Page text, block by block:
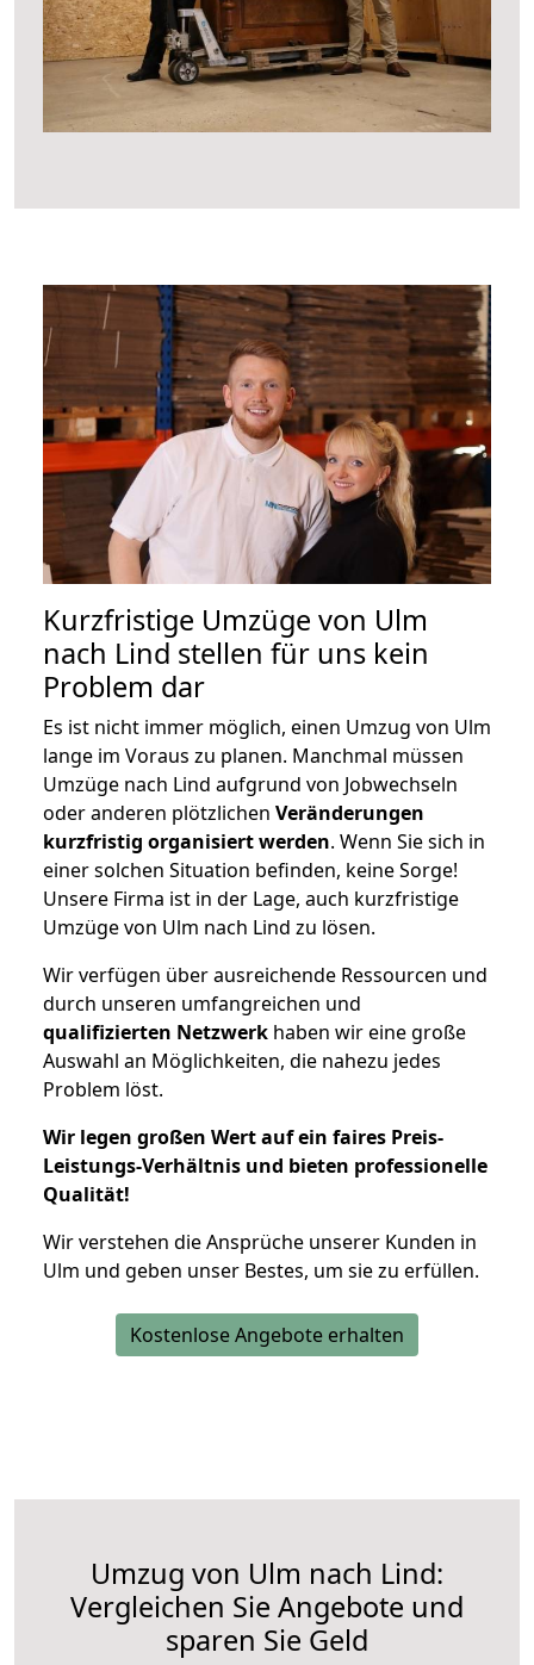
Kurzfristige Umzüge von Ulm
nach Lind stellen für uns kein
Problem dar
Es ist nicht immer möglich, einen Umzug von Ulm
lange im Voraus zu planen. Manchmal müssen
Umzüge nach Lind aufgrund von Jobwechseln
oder anderen plötzlichen Veränderungen
kurzfristig organisiert werden. Wenn Sie sich in
einer solchen Situation befinden, keine Sorge!
Unsere Firma ist in der Lage, auch kurzfristige
Umzüge von Ulm nach Lind zu lösen.
Wir verfügen über ausreichende Ressourcen und
durch unseren umfangreichen und
qualifizierten Netzwerk haben wir eine große
Auswahl an Möglichkeiten, die nahezu jedes
Problem löst.
Wir legen großen Wert auf ein faires Preis-
Leistungs-Verhältnis und bieten professionelle
Qualität!
Wir verstehen die Ansprüche unserer Kunden in
Ulm und geben unser Bestes, um sie zu erfüllen.
Kostenlose Angebote erhalten
Umzug von Ulm nach Lind:
Vergleichen Sie Angebote und
sparen Sie Geld